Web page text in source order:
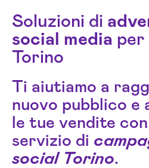
Soluzioni di
social media per
Torino
Ti aiutiamo a
nuovo pubblico e
le tue vendite
servizio di
social Torino.